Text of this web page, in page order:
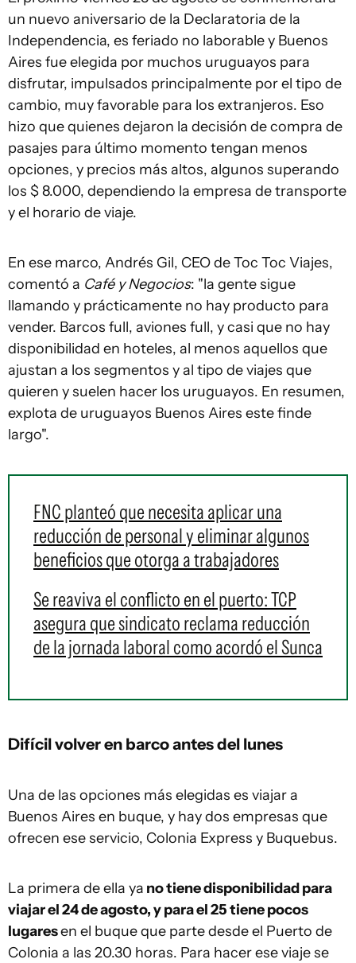
un nuevo aniversario de la Declaratoria de la
Independencia, es feriado no laborable y Buenos
Aires fue elegida por muchos uruguayos para
disfrutar, impulsados principalmente por el tipo de
cambio, muy favorable para los extranjeros. Eso
hizo que quienes dejaron la decisión de compra de
pasajes para último momento tengan menos
opciones, y precios más altos, algunos superando
los $ 8.000, dependiendo la empresa de transporte
y el horario de viaje.
En ese marco, Andrés Gil, CEO de Toc Toc Viajes,
comentó a Café y Negocios: "la gente sigue
llamando y prácticamente no hay producto para
vender. Barcos full, aviones full, y casi que no hay
disponibilidad en hoteles, al menos aquellos que
ajustan a los segmentos y al tipo de viajes que
quieren y suelen hacer los uruguayos. En resumen,
explota de uruguayos Buenos Aires este finde
largo".
FNC planteó que necesita aplicar una
reducción de personal y eliminar algunos
beneficios que otorga a trabajadores
Se reaviva el conflicto en el puerto: TCP
asegura que sindicato reclama reducción
de la jornada laboral como acordó el Sunca
Difícil volver en barco antes del lunes
Una de las opciones más elegidas es viajar a
Buenos Aires en buque, y hay dos empresas que
ofrecen ese servicio, Colonia Express y Buquebus.
La primera de ella ya no tiene disponibilidad para
viajar el 24 de agosto, y para el 25 tiene pocos
lugaresen el buque que parte desde el Puerto de
Colonia a las 20.30 horas. Para hacer ese viaje se